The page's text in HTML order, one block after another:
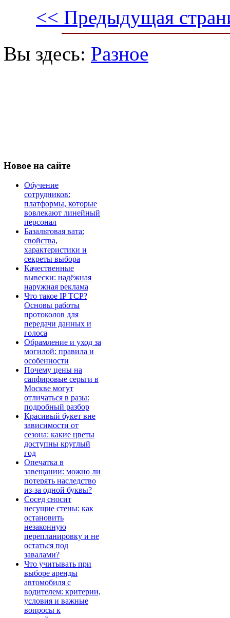
<< Предыдущая
Вы здесь: Разное
Новое на сайте
Обучение
сотрудников:
платформы, которые
вовлекают линейный
персонал
Базальтовая вата:
свойства,
характеристики и
секреты выбора
Качественные
вывески: надёжная
наружная реклама
Что такое IP TCP?
Основы работы
протоколов для
передачи данных и
голоса
Обрамление и уход за
могилой: правила и
особенности
Почему цены на
сапфировые серьги в
Москве могут
отличаться в разы:
подробный разбор
Красивый букет вне
зависимости от
сезона: какие цветы
доступны круглый
год
Опечатка в
завещании: можно ли
потерять наследство
из-за одной буквы?
Сосед сносит
несущие стены: как
остановить
незаконную
перепланировку и не
остаться под
завалами?
Что учитывать при
выборе аренды
автомобиля с
водителем: критерии,
условия и важные
вопросы к